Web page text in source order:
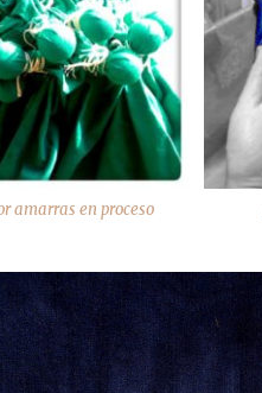
amarras en proceso